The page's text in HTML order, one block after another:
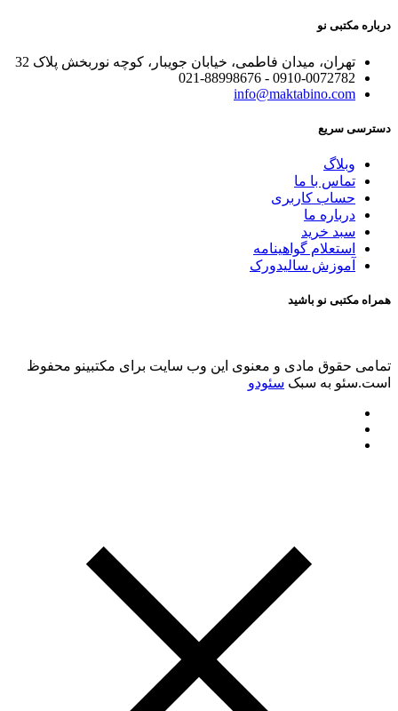
درباره مکتبی نو
تهران، میدان فاطمی، خیابان جویبار، کوچه نوربخش پلاک 32
0910-0072782 - 021-88998676
info@maktabino.com
دسترسی سریع
وبلاگ
تماس با ما
حساب کاربری
درباره ما
سبد خرید
استعلام گواهینامه
آموزش سالیدورک
همراه مکتبی نو باشید
تمامی حقوق مادی و معنوی این وب سایت برای مکتبینو محفوظ
است.سئو به سبک سئودو